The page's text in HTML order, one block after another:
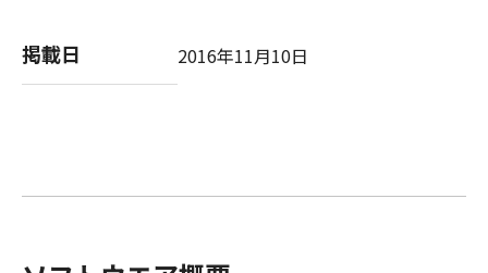
the SOFTWARE with only those rights set
forth herein. The manufacturer is Canon
本契約書中で定義される「本ソフトウェア」を
掲載日 2016年11月10日